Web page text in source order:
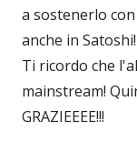
a sostenerlo
anche in Satoshi!
Ti ricordo che
mainstream!
GRAZIEEEE!!!